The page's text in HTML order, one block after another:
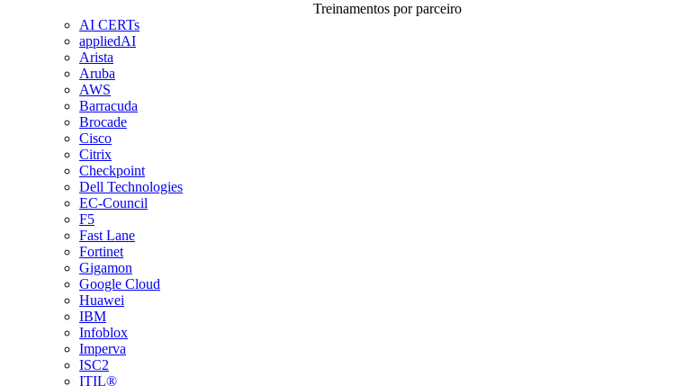
Treinamentos por parceiro
AI CERTs
appliedAI
Arista
Aruba
AWS
Barracuda
Brocade
Cisco
Citrix
Checkpoint
Dell Technologies
EC-Council
F5
Fast Lane
Fortinet
Gigamon
Google Cloud
Huawei
IBM
Infoblox
Imperva
ISC2
ITIL®